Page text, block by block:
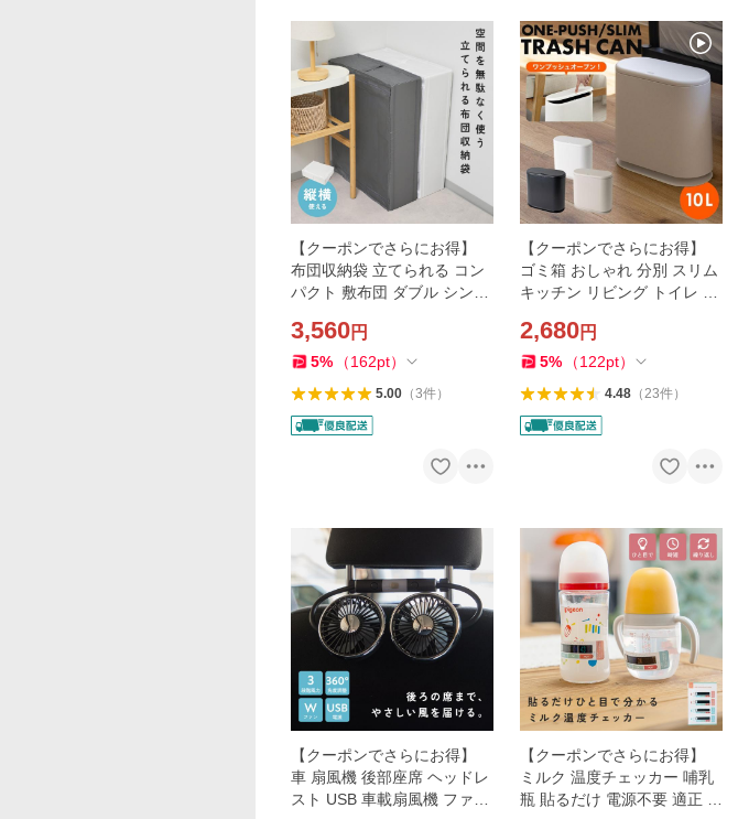
【クーポンでさらにお得】
布団収納袋 立てられる コン
パクト 敷布団 ダブル シング
ケース 布団収納 自立 クロー
ゼット
3,560円
5% （162pt）
5.00（3件）
【クーポンでさらにお得】
ゴミ箱 おしゃれ 分別 スリム
キッチン リビング トイレ 10
生ごみ サニタリー ワンタッ
チ
2,680円
5% （122pt）
4.48（23件）
【クーポンでさらにお得】
車 扇風機 後部座席 ヘッドレ
スト USB 車載扇風機 ファン
【クーポンでさらにお得】
ミルク 温度チェッカー 哺乳
瓶 貼るだけ 電源不要 適正 飲